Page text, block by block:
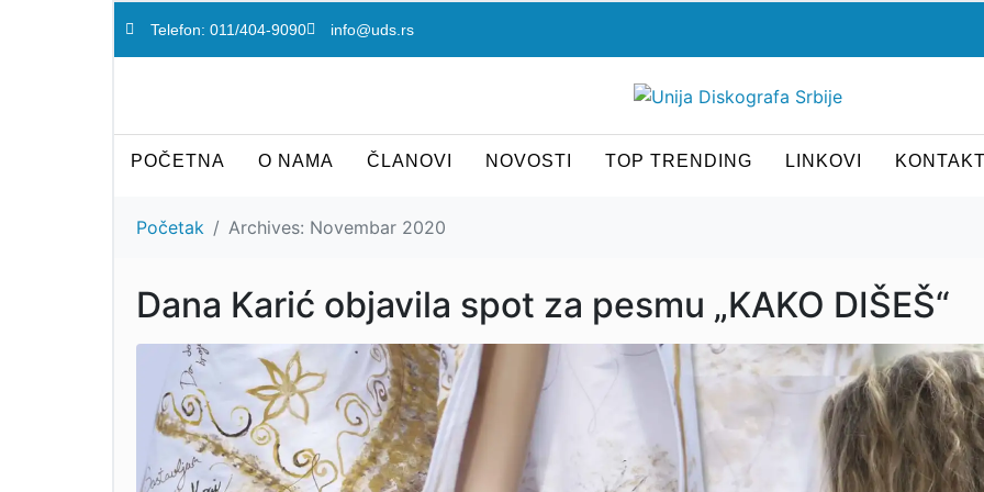
Telefon: 011/404-9090 info@uds.rs
POČETNA O NAMA ČLANOVI NOVOSTI TOP TRENDING LINKOVI
Početak Archives: Novembar 2020
Dana Karić objavila spot za pesmu „KAKO DIŠEŠ“